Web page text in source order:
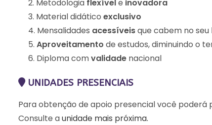
Metodologia flexívele inovadora
Material didático exclusivo
Mensalidades acessíveisque cabem no seu
Aproveitamento de estudos, diminuindo o
Diploma comvalidade nacional
UNIDADES PRESENCIAIS
Para obtenção de apoio presencial você poderá
Consulte aunidade mais próxima.